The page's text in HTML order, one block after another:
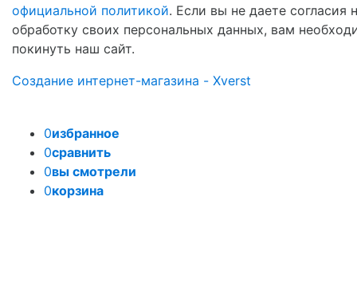
официальной политикой. Если вы не даете согласия
обработку своих персональных данных, вам
покинуть наш сайт.
Создание интернет-магазина - Xverst
0избранное
0сравнить
0вы смотрели
0корзина